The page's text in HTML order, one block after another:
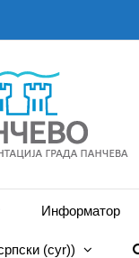
Информатор
(cyr))